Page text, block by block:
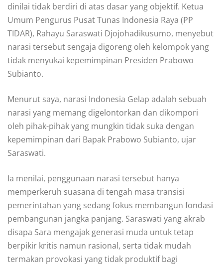
dinilai tidak berdiri di atas dasar yang objektif. Ketua
Umum Pengurus Pusat Tunas Indonesia Raya (PP
TIDAR), Rahayu Saraswati Djojohadikusumo, menyebut
narasi tersebut sengaja digoreng oleh kelompok yang
tidak menyukai kepemimpinan Presiden Prabowo
Subianto.
Menurut saya, narasi Indonesia Gelap adalah sebuah
narasi yang memang digelontorkan dan dikompori
oleh pihak-pihak yang mungkin tidak suka dengan
kepemimpinan dari Bapak Prabowo Subianto, ujar
Saraswati.
Ia menilai, penggunaan narasi tersebut hanya
memperkeruh suasana di tengah masa transisi
pemerintahan yang sedang fokus membangun fondasi
pembangunan jangka panjang. Saraswati yang akrab
disapa Sara mengajak generasi muda untuk tetap
berpikir kritis namun rasional, serta tidak mudah
termakan provokasi yang tidak produktif bagi